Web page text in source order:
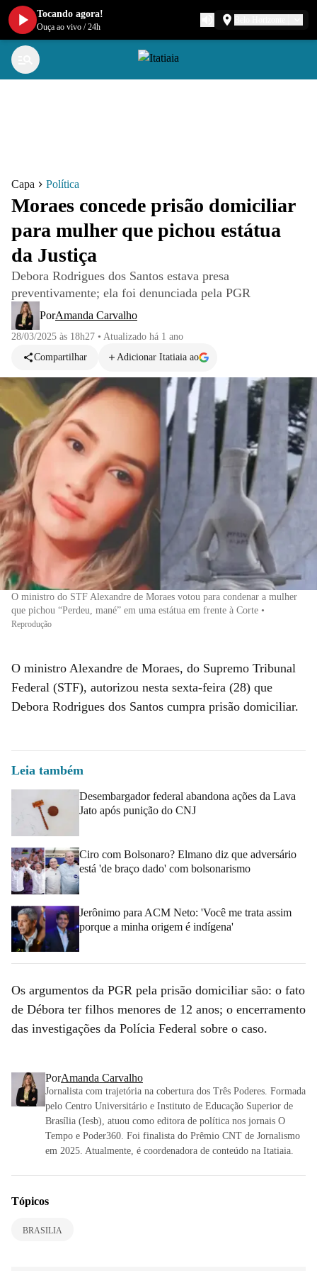
Capa Política
Moraes concede prisão domiciliar
para mulher que pichou estátua
da Justiça
Debora Rodrigues dos Santos estava presa
preventivamente; ela foi denunciada pela PGR
PorAmanda Carvalho
28/03/2025 às 18h27 • Atualizado há 1 ano
Compartilhar
Adicionar Itatiaia ao
O ministro do STF Alexandre de Moraes votou para condenar a mulher
que pichou “Perdeu, mané” em uma estátua em frente à Corte •
Reprodução
O ministro Alexandre de Moraes, do Supremo Tribunal
Federal (STF), autorizou nesta sexta-feira (28) que
Debora Rodrigues dos Santos cumpra prisão domiciliar.
Leia também
Desembargador federal abandona ações da Lava
Jato após punição do CNJ
Ciro com Bolsonaro? Elmano diz que adversário
está 'de braço dado' com bolsonarismo
Jerônimo para ACM Neto: 'Você me trata assim
porque a minha origem é indígena'
Os argumentos da PGR pela prisão domiciliar são: o fato
de Débora ter filhos menores de 12 anos; o encerramento
das investigações da Polícia Federal sobre o caso.
PorAmanda Carvalho
Jornalista com trajetória na cobertura dos Três Poderes. Formada
pelo Centro Universitário e Instituto de Educação Superior de
Brasília (Iesb), atuou como editora de política nos jornais O
Tempo e Poder360. Foi finalista do Prêmio CNT de Jornalismo
em 2025. Atualmente, é coordenadora de conteúdo na Itatiaia.
Tópicos
BRASILIA
Tocando agora!
Ouça ao vivo /24h